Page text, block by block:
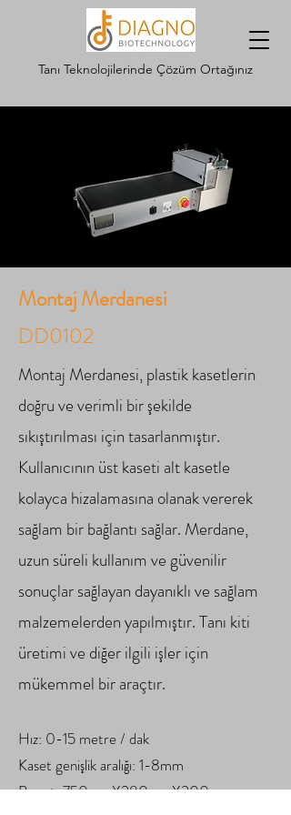
Tanı Teknolojilerinde Çözüm Ortağınız
Montaj Merdanesi
DD0102
Montaj Merdanesi, plastik kasetlerin
doğru ve verimli bir şekilde
sıkıştırılması için tasarlanmıştır.
Kullanıcının üst kaseti alt kasetle
kolayca hizalamasına olanak vererek
sağlam bir bağlantı sağlar. Merdane,
uzun süreli kullanım ve güvenilir
sonuçlar sağlayan dayanıklı ve sağlam
malzemelerden yapılmıştır. Tanı kiti
üretimi ve diğer ilgili işler için
mükemmel bir araçtır.
Hız: 0-15 metre / dak
Kaset genişlik aralığı: 1-8mm
Boyut: 750mmX280mmX300mm